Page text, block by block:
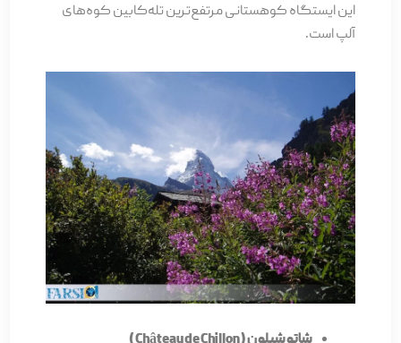
این ایستگاه کوهستانی مرتفع‌ترین تله‌کابین کوه­‌های
آلپ است.